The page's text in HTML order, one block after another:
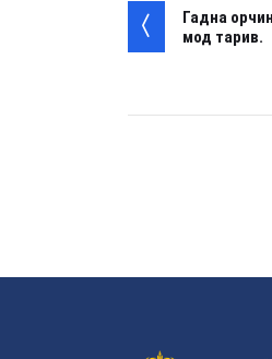
Гадна
мод тарив.